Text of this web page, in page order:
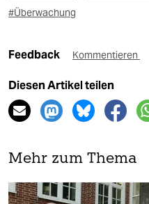
#Überwachung
Feedback Kommentieren
Diesen Artikel teilen
Mehr zum Thema